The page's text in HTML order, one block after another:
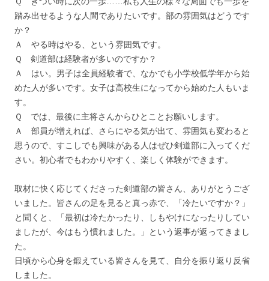
踏み出せるような人間でありたいです。部の雰囲気はどうです
か？
Ａ やる時はやる、という雰囲気です。
Ｑ 剣道部は経験者が多いのですか？
Ａ はい。男子は全員経験者で、なかでも小学校低学年から始
めた人が多いです。女子は高校生になってから始めた人もいま
す。
Ｑ では、最後に主将さんからひとことお願いします。
Ａ 部員が増えれば、さらにやる気が出て、雰囲気も変わると
思うので、すこしでも興味がある人はぜひ剣道部に入ってくだ
さい。初心者でもわかりやすく、楽しく体験ができます。
取材に快く応じてくださった剣道部の皆さん、ありがとうござ
いました。皆さんの足を見ると真っ赤で、「冷たいですか？」
と聞くと、「最初は冷たかったり、しもやけになったりしてい
ましたが、今はもう慣れました。」という返事が返ってきまし
た。
日頃から心身を鍛えている皆さんを見て、自分を振り返り反省
しました。